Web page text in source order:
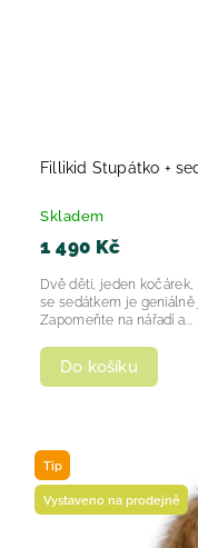
Fillikid Stupátko +
Skladem
1 490 Kč
Do košíku
Dvě děti, jeden
se sedátkem je
Zapomeňte na nářadí a...
Tip
Vystaveno na prodejně